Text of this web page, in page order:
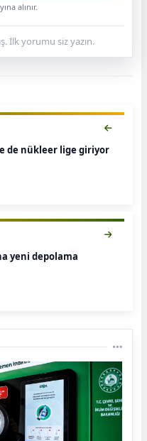
alınır.
İlk yorumu siz yazın.
de nükleer lige giriyor
yeni depolama